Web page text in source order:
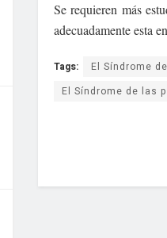
Se requieren más
adecuadamente esta
Tags:
El Síndrome
El Síndrome de las